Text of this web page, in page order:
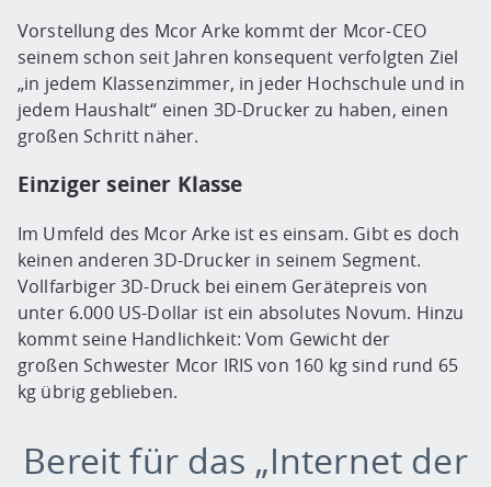
Vorstellung des Mcor Arke kommt der Mcor-CEO
seinem schon seit Jahren konsequent verfolgten Ziel
„in jedem Klassenzimmer, in jeder Hochschule und in
jedem Haushalt“ einen 3D-Drucker zu haben, einen
großen Schritt näher.
Einziger seiner Klasse
Im Umfeld des Mcor Arke ist es einsam. Gibt es doch
keinen anderen 3D-Drucker in seinem Segment.
Vollfarbiger 3D-Druck bei einem Gerätepreis von
unter 6.000 US-Dollar ist ein absolutes Novum. Hinzu
kommt seine Handlichkeit: Vom Gewicht der
großen Schwester Mcor IRIS von 160 kg sind rund 65
kg übrig geblieben.
Bereit für das „Internet der